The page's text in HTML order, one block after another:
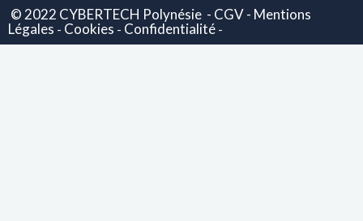
© 2022 CYBERTECH Polynésie - CGV - Mentions
Légales - Cookies - Confidentialité -